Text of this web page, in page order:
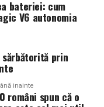
website, SEO,
Atunci când
rezultatele devin
Crește
brandului
în orice moment
calde și
atmosferă complet
bateriei: cum
V6 autonomia
prin
inainte
români spun că o